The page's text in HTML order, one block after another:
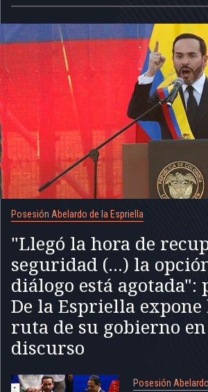
Posesión Abelardo de la Espriella
"Llegó la hora de
seguridad (...) la
diálogo está agotada":
De la Espriella expone
ruta de su gobierno
discurso
Posesión